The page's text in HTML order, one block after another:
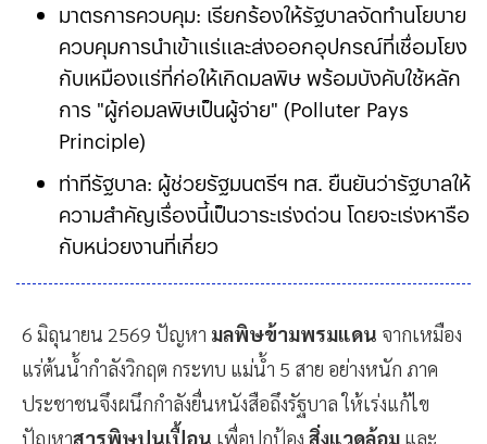
มาตรการควบคุม: เรียกร้องให้รัฐบาลจัดทำนโยบาย
ควบคุมการนำเข้าแร่และส่งออกอุปกรณ์ที่เชื่อมโยง
กับเหมืองแร่ที่ก่อให้เกิดมลพิษ พร้อมบังคับใช้หลัก
การ "ผู้ก่อมลพิษเป็นผู้จ่าย" (Polluter Pays
Principle)
ท่าทีรัฐบาล: ผู้ช่วยรัฐมนตรีฯ ทส. ยืนยันว่ารัฐบาลให้
ความสำคัญเรื่องนี้เป็นวาระเร่งด่วน โดยจะเร่งหารือ
กับหน่วยงานที่เกี่ยวข้องเพื่อหาทางออกในการ
ป้องกันและแก้ไขปัญหาอย่างเป็
6 มิถุนายน 2569 ปัญหามลพิษข้ามพรมแดนจากเหมือง
แร่ต้นน้ำกำลังวิกฤต กระทบ แม่น้ำ 5 สาย อย่างหนัก ภาค
ประชาชนจึงผนึกกำลังยื่นหนังสือถึงรัฐบาล ให้เร่งแก้ไข